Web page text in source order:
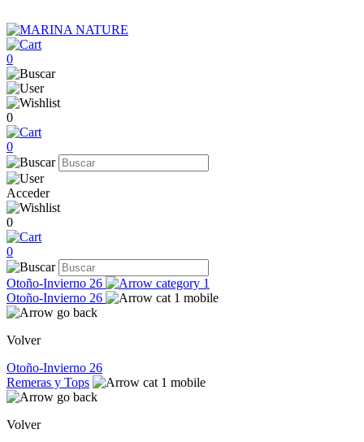
0
0
0
Acceder
0
0
Otoño-Invierno 26
Otoño-Invierno 26
Volver
Otoño-Invierno 26
Remeras y Tops
Volver